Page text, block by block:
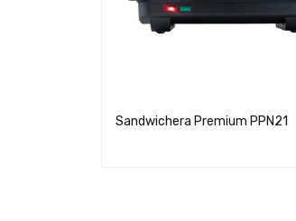
Sandwichera Premium PPN21